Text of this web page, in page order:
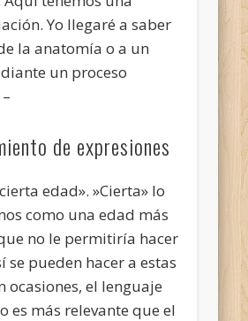
Yo llegaré a saber
la anatomía o a un
un proceso
de expresiones
edad». »Cierta» lo
como una edad más
no le permitiría hacer
se pueden hacer a estas
ocasiones, el lenguaje
es más relevante que el